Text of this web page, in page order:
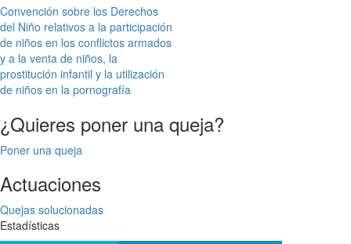
de
entradas
Convención sobre los Derechos
del Niño relativos a la participación
de niños en los conflictos armados
y a la venta de niños, la
prostitución infantil y la utilización
de niños en la pornografía
¿Quieres poner una queja?
Poner una queja
Actuaciones
Quejas solucionadas
Estadísticas